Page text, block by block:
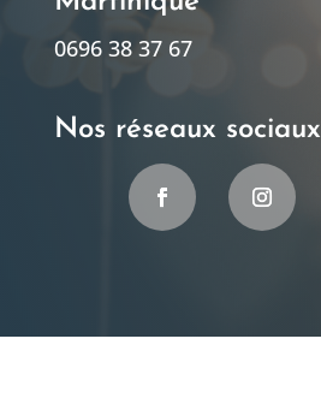
0696 38 37 67
Nos réseaux sociaux